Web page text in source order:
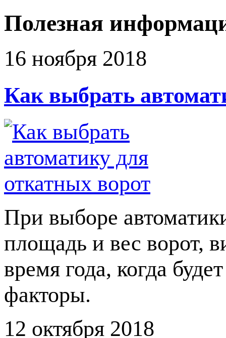
Полезная
16 ноября 2018
Как выбрать
При выборе
площадь и вес ворот,
время года, когда
факторы.
12 октября 2018